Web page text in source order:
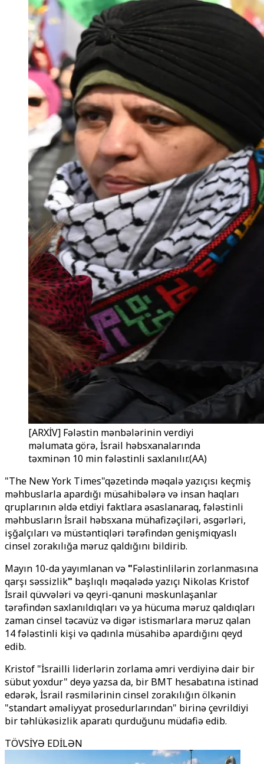
[ARXİV] Fələstin mənbələrinin verdiyi
məlumata görə, İsrail həbsxanalarında
təxminən 10 min fələstinli saxlanılır.(AA)
"The New York Times"qəzetində məqalə yazıçısı keçmiş
məhbuslarla apardığı müsahibələrə və insan haqları
qruplarının əldə etdiyi faktlara əsaslanaraq, fələstinli
məhbusların İsrail həbsxana mühafizəçiləri, əsgərləri,
işğalçıları və müstəntiqləri tərəfindən genişmiqyaslı
cinsel zorakılığa məruz qaldığını bildirib.
Mayın 10-da yayımlanan və "Fələstinlilərin zorlanmasına
qarşı səssizlik" başlıqlı məqalədə yazıçı Nikolas Kristof
İsrail qüvvələri və qeyri-qanuni məskunlaşanlar
tərəfindən saxlanıldıqları və ya hücuma məruz qaldıqları
zaman cinsel təcavüz və digər istismarlara məruz qalan
14 fələstinli kişi və qadınla müsahibə apardığını qeyd
edib.
Kristof "İsrailli liderlərin zorlama əmri verdiyinə dair bir
sübut yoxdur" deyə yazsa da, bir BMT hesabatına istinad
edərək, İsrail rəsmilərinin cinsel zorakılığın ölkənin
"standart əməliyyat prosedurlarından" birinə çevrildiyi
bir təhlükəsizlik aparatı qurduğunu müdafiə edib.
TÖVSİYƏ EDİLƏN